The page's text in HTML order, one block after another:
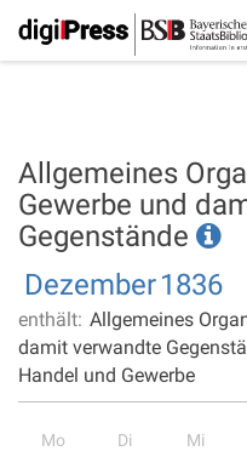
Allgemeines
Gewerbe und
Gegenstände
Dezember1836
enthält: Allgemeines
damit verwandte
Handel und Gewerbe
Mo Di Mi